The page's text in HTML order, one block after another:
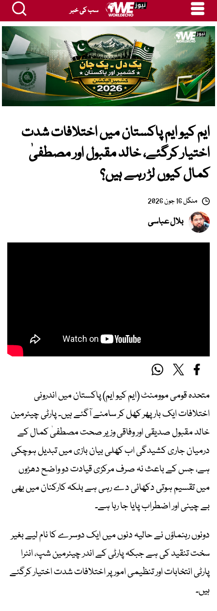
سب کی خبر
ایم کیو ایم پاکستان میں اختلافات شدت
اختیار کرگئے، خالد مقبول اور مصطفیٰ
کمال کیوں لڑ رہے ہیں؟
منگل 16 جون 2026
بلال عباسی
متحدہ قومی موومنٹ (ایم کیو ایم) پاکستان میں اندرونی
اختلافات ایک بار پھر کھل کر سامنے آگئے ہیں۔ پارٹی چیئرمین
خالد مقبول صدیقی اور وفاقی وزیر صحت مصطفیٰ کمال کے
درمیان جاری کشیدگی اب کھلی بیان بازی میں تبدیل ہوچکی
ہے، جس کے باعث نہ صرف مرکزی قیادت دو واضح دھڑوں
میں تقسیم ہوتی دکھائی دے رہی ہے بلکہ کارکنان میں بھی
بے چینی اور اضطراب پایا جا رہا ہے۔
دونوں رہنماؤں نے حالیہ دنوں میں ایک دوسرے کا نام لیے بغیر
سخت تنقید کی ہے جبکہ پارٹی کے اندر چیئرمین شپ، انٹرا
پارٹی انتخابات اور تنظیمی امور پر اختلافات شدت اختیار کرگئے
ہیں۔